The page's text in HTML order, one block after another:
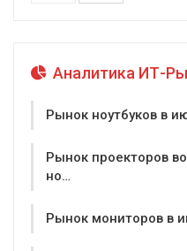
Аналитика ИТ-
Рынок ноутбуков в
Рынок проекторов
но…
Рынок мониторов в